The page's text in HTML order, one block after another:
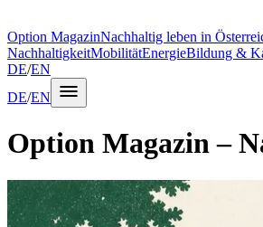
Option MagazinNachhaltig leben in
NachhaltigkeitMobilitätEnergieBildung &
DE/EN
DE/EN
Option Magazin–